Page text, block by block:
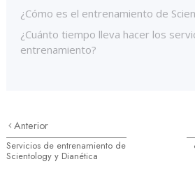
¿Cómo es el entrenamiento de
¿Cuánto tiempo lleva hacer los
entrenamiento?
Anterior
Servicios de entrenamiento de
Scientology y Dianética